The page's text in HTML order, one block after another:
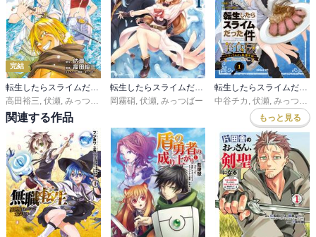
完結
高田裕三 伏瀬 みっつばー
岡霧硝 伏瀬 みっつばー
中谷チカ 伏瀬 みっつばー
関連する作品 もっと見る